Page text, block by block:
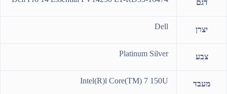
דגם
יצרן Dell
צבע Platinum Silver
מעבד Intel(R)l Core(TM) 7 150U